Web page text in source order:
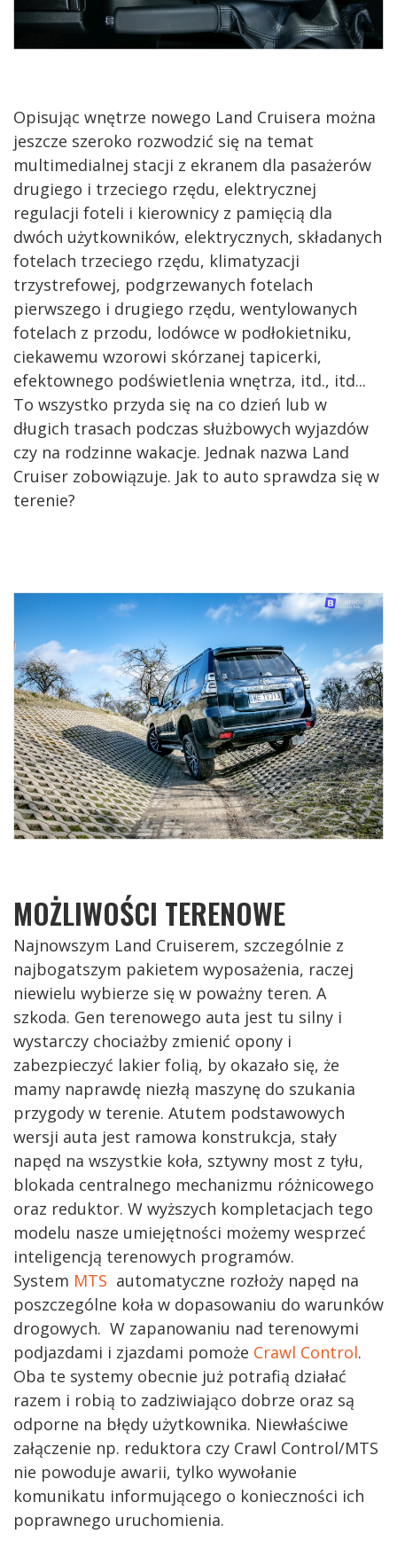
Opisując wnętrze nowego Land Cruisera można
jeszcze szeroko rozwodzić się na temat
multimedialnej stacji z ekranem dla pasażerów
drugiego i trzeciego rzędu, elektrycznej
regulacji foteli i kierownicy z pamięcią dla
dwóch użytkowników, elektrycznych, składanych
fotelach trzeciego rzędu, klimatyzacji
trzystrefowej, podgrzewanych fotelach
pierwszego i drugiego rzędu, wentylowanych
fotelach z przodu, lodówce w podłokietniku,
ciekawemu wzorowi skórzanej tapicerki,
efektownego podświetlenia wnętrza, itd., itd...
To wszystko przyda się na co dzień lub w
długich trasach podczas służbowych wyjazdów
czy na rodzinne wakacje. Jednak nazwa Land
Cruiser zobowiązuje. Jak to auto sprawdza się w
terenie?
MOŻLIWOŚCI TERENOWE
Najnowszym Land Cruiserem, szczególnie z
najbogatszym pakietem wyposażenia, raczej
niewielu wybierze się w poważny teren. A
szkoda. Gen terenowego auta jest tu silny i
wystarczy chociażby zmienić opony i
zabezpieczyć lakier folią, by okazało się, że
mamy naprawdę niezłą maszynę do szukania
przygody w terenie. Atutem podstawowych
wersji auta jest ramowa konstrukcja, stały
napęd na wszystkie koła, sztywny most z tyłu,
blokada centralnego mechanizmu różnicowego
oraz reduktor. W wyższych kompletacjach tego
modelu nasze umiejętności możemy wesprzeć
inteligencją terenowych programów.
System MTS automatyczne rozłoży napęd na
poszczególne koła w dopasowaniu do warunków
drogowych. W zapanowaniu nad terenowymi
podjazdami i zjazdami pomoże Crawl Control.
Oba te systemy obecnie już potrafią działać
razem i robią to zadziwiająco dobrze oraz są
odporne na błędy użytkownika. Niewłaściwe
załączenie np. reduktora czy Crawl Control/MTS
nie powoduje awarii, tylko wywołanie
komunikatu informującego o konieczności ich
poprawnego uruchomienia.